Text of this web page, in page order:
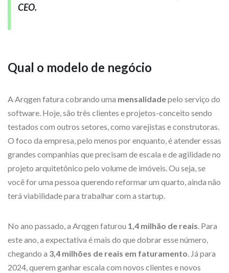
CEO.
Qual o modelo de negócio
A Arqgen fatura cobrando uma mensalidadepelo serviço do
software. Hoje, são três clientes e projetos-conceito sendo
testados com outros setores, como varejistas e construtoras.
O foco da empresa, pelo menos por enquanto, é atender essas
grandes companhias que precisam de escala e de agilidade no
projeto arquitetônico pelo volume de imóveis. Ou seja, se
você for uma pessoa querendo reformar um quarto, ainda não
terá viabilidade para trabalhar com a startup.
No ano passado, a Arqgen faturou 1,4 milhão de reais. Para
este ano, a expectativa é mais do que dobrar esse número,
chegando a 3,4 milhões de reais em faturamento. Já para
2024, querem ganhar escala com novos clientes e novos